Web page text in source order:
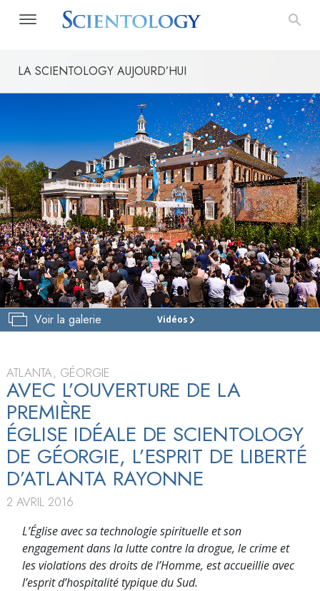
LA SCIENTOLOGY AUJOURD’HUI
Voir la galerie Vidéos
ÉGLISE
VISITE
ATLANTA, GÉORGIE
AVEC L’OUVERTURE DE LA
PREMIÈRE
ÉGLISE IDÉALE DE SCIENTOLOGY
DE GÉORGIE, L’ESPRIT DE LIBERTÉ
D’ATLANTA RAYONNE
2 AVRIL 2016
L’Église avec sa technologie spirituelle et son
engagement dans la lutte contre la drogue, le crime et
les violations des droits de l’Homme, est accueillie avec
l’esprit d’hospitalité typique du Sud.